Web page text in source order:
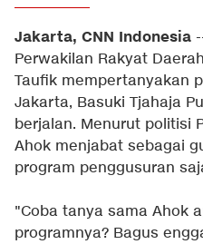
Jakarta, CNN Indonesia
Perwakilan Rakyat
Taufik mempertanyakan
Jakarta, Basuki Tjahaja
berjalan. Menurut politisi
Ahok menjabat sebagai
program penggusuran
"Coba tanya sama Ahok
programnya? Bagus